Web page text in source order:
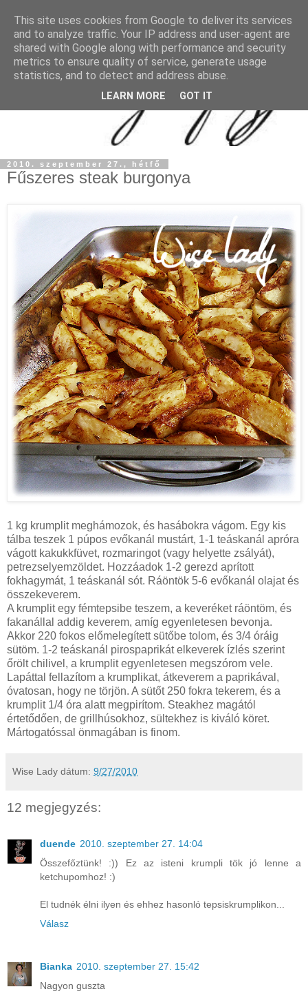
2010. szeptember 27., hétfő
Fűszeres steak burgonya
1 kg krumplit meghámozok, és hasábokra vágom. Egy kis
tálba teszek 1 púpos evőkanál mustárt, 1-1 teáskanál apróra
vágott kakukkfüvet, rozmaringot (vagy helyette zsályát),
petrezselyemzöldet. Hozzáadok 1-2 gerezd aprított
fokhagymát, 1 teáskanál sót. Ráöntök 5-6 evőkanál olajat és
összekeverem.
A krumplit egy fémtepsibe teszem, a keveréket ráöntöm, és
fakanállal addig keverem, amíg egyenletesen bevonja.
Akkor 220 fokos előmelegített sütőbe tolom, és 3/4 óráig
sütöm. 1-2 teáskanál pirospaprikát elkeverek ízlés szerint
őrölt chilivel, a krumplit egyenletesen megszórom vele.
Lapáttal fellazítom a krumplikat, átkeverem a paprikával,
óvatosan, hogy ne törjön. A sütőt 250 fokra tekerem, és a
krumplit 1/4 óra alatt megpirítom. Steakhez magától
értetődően, de grillhúsokhoz, sültekhez is kiváló köret.
Mártogatóssal önmagában is finom.
Wise Lady dátum: 9/27/2010
12 megjegyzés:
duende 2010. szeptember 27. 14:04
Összefőztünk! :)) Ez az isteni krumpli tök jó lenne a
ketchupomhoz! :)
El tudnék élni ilyen és ehhez hasonló tepsiskrumplikon...
Válasz
Bianka 2010. szeptember 27. 15:42
Nagyon guszta
This site uses cookies from Google to deliver its services
and to analyze traffic. Your IP address and user-agent are
shared with Google along with performance and security
metrics to ensure quality of service, generate usage
statistics, and to detect and address abuse.
LEARN MORE GOT IT